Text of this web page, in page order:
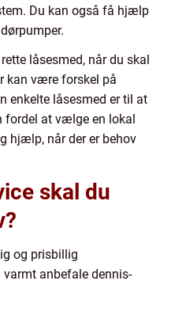
Du kan også få hjælp
låsesmed, når du skal
kan være forskel på
enkelte låsesmed er til at
fordel at vælge en lokal
hjælp, når der er behov
skal du
og prisbillig
varmt anbefale dennis-